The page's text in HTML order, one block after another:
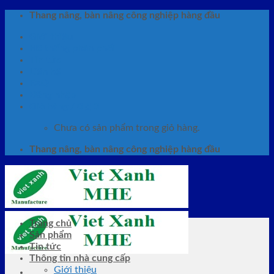
Skip
content
Thang nâng, bàn nâng công nghiệp hàng đầu
Chưa có sản phẩm trong giỏ hàng.
Thang nâng, bàn nâng công nghiệp hàng đầu
Trang chủ
Sản phẩm
Tin tức
Thông tin nhà cung cấp
Giới thiệu